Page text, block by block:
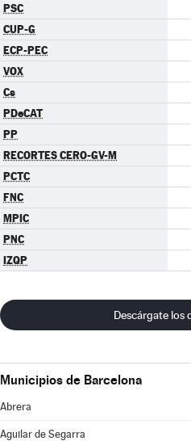
PSC
CUP-G
ECP-PEC
VOX
Cs
PDeCAT
PP
RECORTES CERO-GV-M
PCTC
FNC
MPIC
PNC
IZQP
Descárgate los
Municipios de Barcelona
Abrera
Aguilar de Segarra